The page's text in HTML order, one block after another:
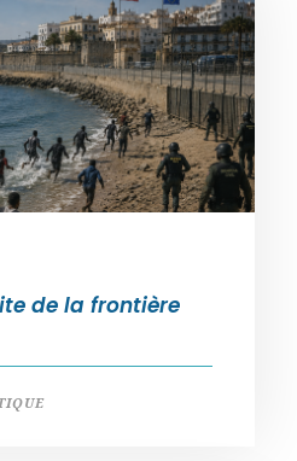
de la frontière